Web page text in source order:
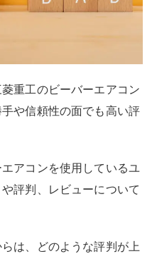
重工のビーバーエアコン
や信頼性の面でも高い評
アコンを使用しているユ
評判、レビューについて
は、どのような評判が上